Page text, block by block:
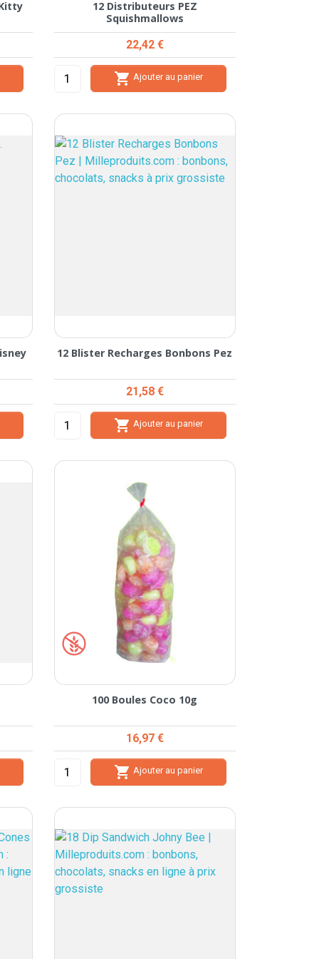
12 Distributeurs PEZ
Squishmallows
Prix
22,42 €
 Ajouter au panier
12 Blister Recharges Bonbons Pez
Prix
21,58 €
 Ajouter au panier
100 Boules Coco 10g
Prix
16,97 €
 Ajouter au panier